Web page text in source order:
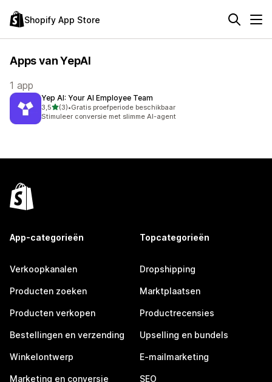
Shopify App Store
Apps van YepAI
1 app
Yep AI: Your AI Employee Team
3,5van 5 sterren
(3)
3 recensies in totaal
•Gratis proefperiode beschikbaar
Stimuleer conversie met slimme AI-agent
App-categorieën
Verkoopkanalen
Producten zoeken
Producten verkopen
Bestellingen en verzending
Winkelontwerp
Marketing en conversie
Topcategorieën
Dropshipping
Marktplaatsen
Productrecensies
Upselling en bundels
E-mailmarketing
SEO